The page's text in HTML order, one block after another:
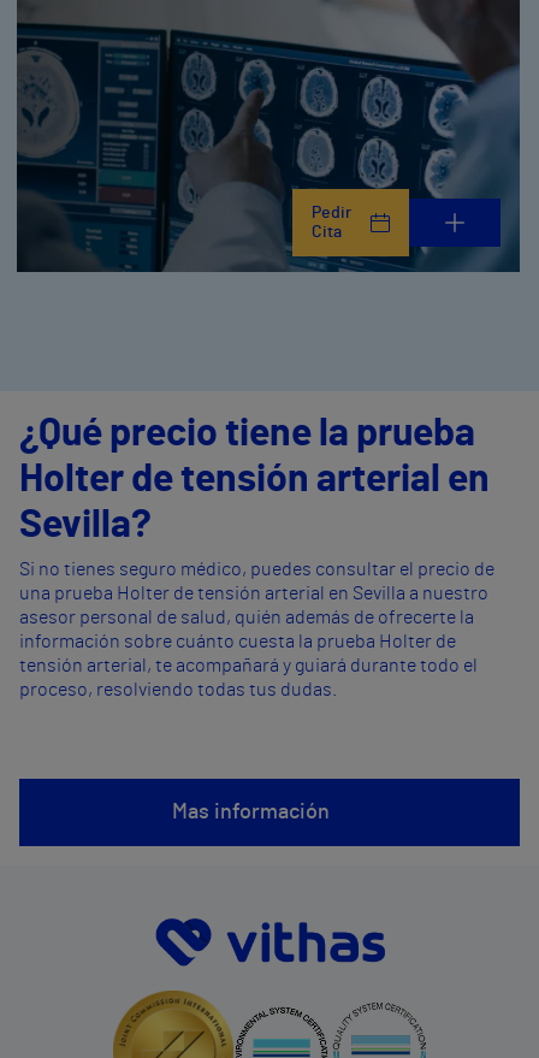
Pedir
Cita
¿Qué precio tiene la prueba
Holter de tensión arterial en
Sevilla?
Si no tienes seguro médico, puedes consultar el precio de
una prueba Holter de tensión arterial en Sevilla a nuestro
asesor personal de salud, quién además de ofrecerte la
información sobre cuánto cuesta la prueba Holter de
tensión arterial, te acompañará y guiará durante todo el
proceso, resolviendo todas tus dudas.
Mas información